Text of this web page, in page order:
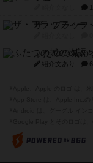
ザ・フラッフ
ふたつの城の
紹介文あり